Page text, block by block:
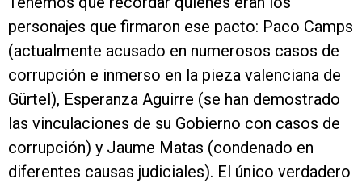
personajes que firmaron ese pacto: Paco Camps
(actualmente acusado en numerosos casos de
corrupción e inmerso en la pieza valenciana de
Gürtel), Esperanza Aguirre (se han demostrado
las vinculaciones de su Gobierno con casos de
corrupción) y Jaume Matas (condenado en
diferentes causas judiciales). El único verdadero